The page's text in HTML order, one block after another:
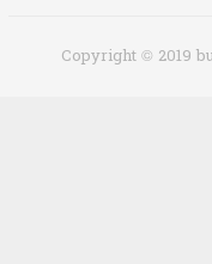
Copyright © 2019